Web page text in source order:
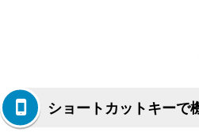
ショートカットキーで